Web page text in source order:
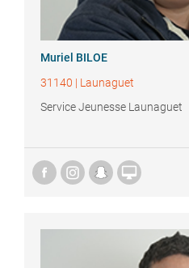
Muriel BILOE
31140 | Launaguet
Service Jeunesse Launaguet
